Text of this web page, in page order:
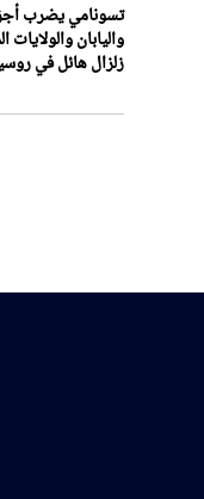
تسونامي يضرب
واليابان والولايات
زلزال هائل في